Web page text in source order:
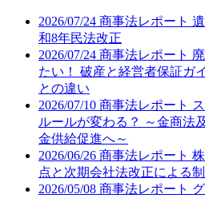
2026/07/24 商事法レポート
和8年民法改正
2026/07/24 商事法レポート
たい！ 破産と経営者保証ガ
との違い
2026/07/10 商事法レポート
ルールが変わる？ ～金商法
金供給促進へ～
2026/06/26 商事法レポート
点と次期会社法改正による
2026/05/08 商事法レポート